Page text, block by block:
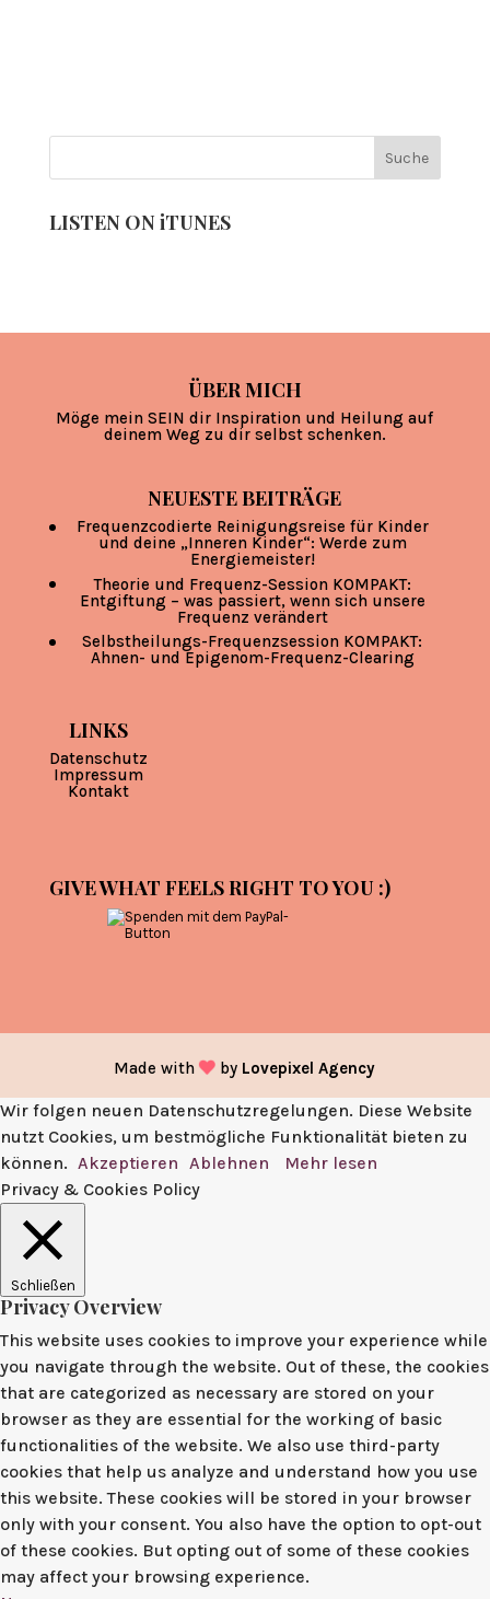
LISTEN ON iTUNES
ÜBER MICH
Möge mein SEIN dir Inspiration und Heilung auf
deinem Weg zu dir selbst schenken.
NEUESTE BEITRÄGE
Frequenzcodierte Reinigungsreise für Kinder
und deine „Inneren Kinder“: Werde zum
Energiemeister!
Theorie und Frequenz-Session KOMPAKT:
Entgiftung – was passiert, wenn sich unsere
Frequenz verändert
Selbstheilungs-Frequenzsession KOMPAKT:
Ahnen- und Epigenom-Frequenz-Clearing
LINKS
Datenschutz
Impressum
Kontakt
GIVE WHAT FEELS RIGHT TO YOU :)
Made with by Lovepixel Agency
Wir folgen neuen Datenschutzregelungen. Diese Website
nutzt Cookies, um bestmögliche Funktionalität bieten zu
können. Akzeptieren Ablehnen
Mehr lesen
Privacy & Cookies Policy
Schließen
Privacy Overview
This website uses cookies to improve your experience while
you navigate through the website. Out of these, the cookies
that are categorized as necessary are stored on your
browser as they are essential for the working of basic
functionalities of the website. We also use third-party
cookies that help us analyze and understand how you use
this website. These cookies will be stored in your browser
only with your consent. You also have the option to opt-out
of these cookies. But opting out of some of these cookies
may affect your browsing experience.